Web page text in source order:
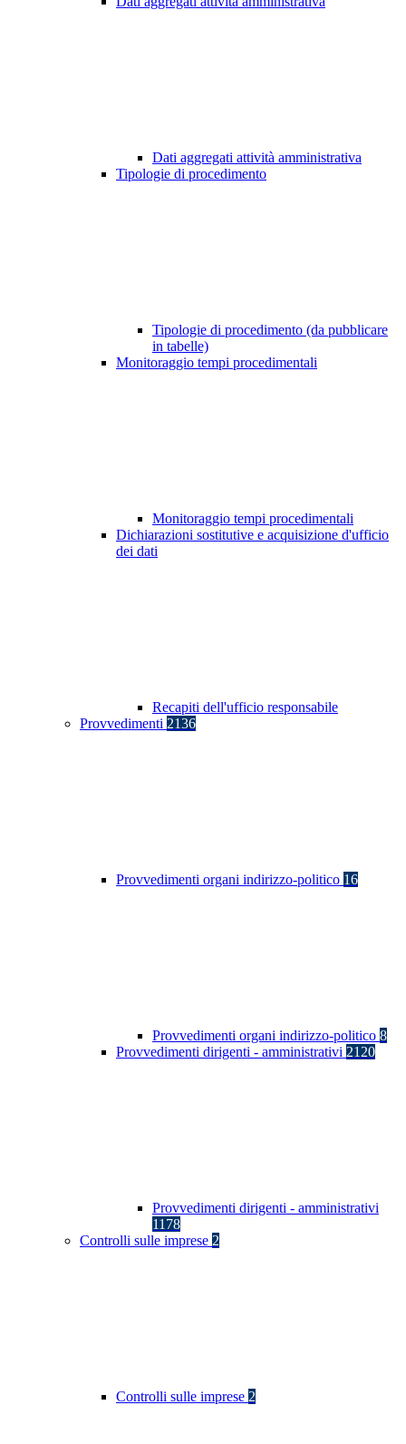
Dati aggregati attività amministrativa
Tipologie di procedimento
Tipologie di procedimento (da pubblicare
in tabelle)
Monitoraggio tempi procedimentali
Monitoraggio tempi procedimentali
Dichiarazioni sostitutive e acquisizione d'ufficio
dei dati
Recapiti dell'ufficio responsabile
Provvedimenti 2136
Provvedimenti organi indirizzo-politico 16
Provvedimenti organi indirizzo-politico 8
Provvedimenti dirigenti - amministrativi 2120
Provvedimenti dirigenti - amministrativi
1178
Controlli sulle imprese 2
Controlli sulle imprese 2